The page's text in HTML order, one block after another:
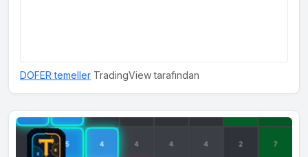
DOFER temeller TradingView tarafından